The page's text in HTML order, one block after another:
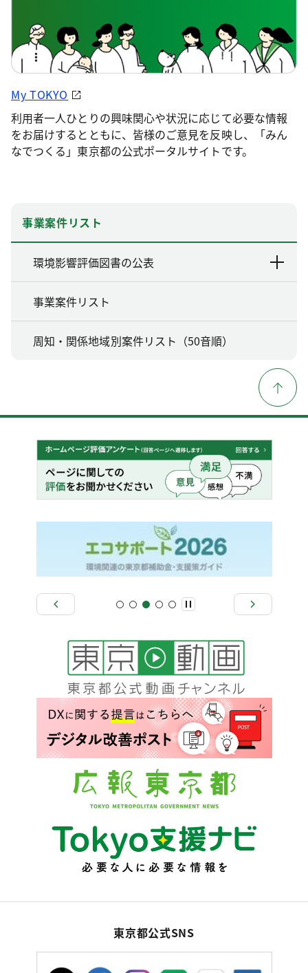
My TOKYO
利用者一人ひとりの興味関心や状況に応じて必要な情報
をお届けするとともに、皆様のご意見を反映し、「みん
なでつくる」東京都の公式ポータルサイトです。
事業案件リスト
環境影響評価図書の公表
事業案件リスト
周知・関係地域別案件リスト（50音順）
東京都公式SNS